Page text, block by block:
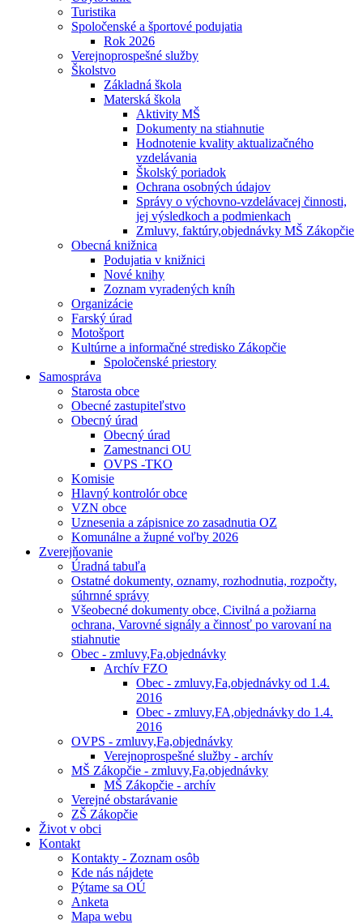
Turistika
Spoločenské a športové podujatia
Rok 2026
Verejnoprospešné služby
Školstvo
Základná škola
Materská škola
Aktivity MŠ
Dokumenty na stiahnutie
Hodnotenie kvality aktualizačného
vzdelávania
Školský poriadok
Ochrana osobných údajov
Správy o výchovno-vzdelávacej činnosti,
jej výsledkoch a podmienkach
Zmluvy, faktúry,objednávky MŠ Zákopčie
Obecná knižnica
Podujatia v knižnici
Nové knihy
Zoznam vyradených kníh
Organizácie
Farský úrad
Motošport
Kultúrne a informačné stredisko Zákopčie
Spoločenské priestory
Samospráva
Starosta obce
Obecné zastupiteľstvo
Obecný úrad
Obecný úrad
Zamestnanci OU
OVPS -TKO
Komisie
Hlavný kontrolór obce
VZN obce
Uznesenia a zápisnice zo zasadnutia OZ
Komunálne a župné voľby 2026
Zverejňovanie
Úradná tabuľa
Ostatné dokumenty, oznamy, rozhodnutia, rozpočty,
súhrnné správy
Všeobecné dokumenty obce, Civilná a požiarna
ochrana, Varovné signály a činnosť po varovaní na
stiahnutie
Obec - zmluvy,Fa,objednávky
Archív FZO
Obec - zmluvy,Fa,objednávky od 1.4.
2016
Obec - zmluvy,FA,objednávky do 1.4.
2016
OVPS - zmluvy,Fa,objednávky
Verejnoprospešné služby - archív
MŠ Zákopčie - zmluvy,Fa,objednávky
MŠ Zákopčie - archív
Verejné obstarávanie
ZŠ Zákopčie
Život v obci
Kontakt
Kontakty - Zoznam osôb
Kde nás nájdete
Pýtame sa OÚ
Anketa
Mapa webu